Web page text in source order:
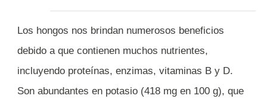
Los hongos nos brindan numerosos beneficios
debido a que contienen muchos nutrientes,
incluyendo proteínas, enzimas, vitaminas B y D.
Son abundantes en potasio (418 mg en 100 g), que